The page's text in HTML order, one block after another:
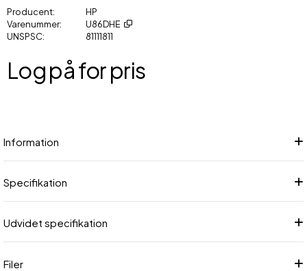
Producent
HP
Varenummer
U86DHE
UNSPSC
81111811
Log på for pris
Information
Specifikation
Udvidet specifikation
Filer